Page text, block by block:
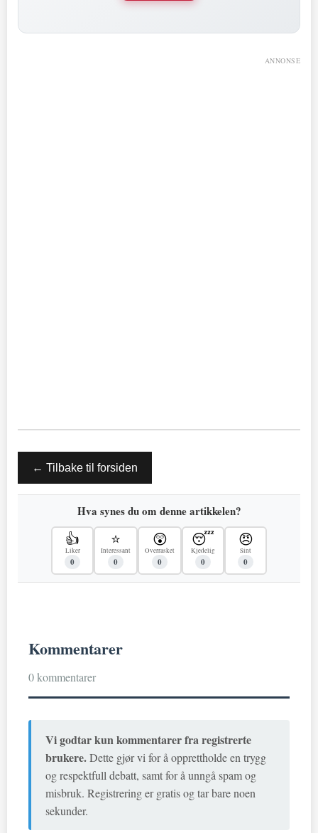
ANNONSE
← Tilbake til forsiden
Hva synes du om denne artikkelen?
👍
Liker
0
⭐
Interessant
0
😲
Overrasket
0
😴
Kjedelig
0
😠
Sint
0
Kommentarer
0 kommentarer
Vi godtar kun kommentarer fra registrerte
brukere.Dette gjør vi for å opprettholde en trygg
og respektfull debatt, samt for å unngå spam og
misbruk. Registrering er gratis og tar bare noen
sekunder.